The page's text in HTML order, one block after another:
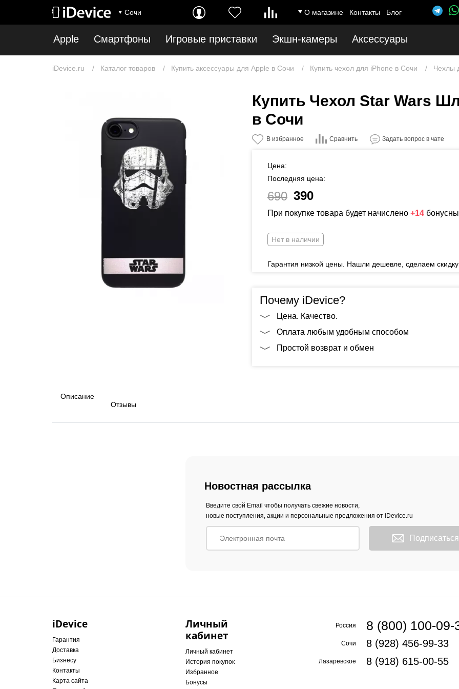
Сочи О магазине Контакты Блог
Apple Смартфоны Игровые приставки Экшн-камеры Аксессуары
iDevice.ru Каталог товаров Купить аксессуары для Apple в Сочи Купить чехол для iPhone в Сочи Чехлы
Купить Чехол Star Wars
в Сочи
В избранное Сравнить Задать вопрос в чате
Цена:
Последняя цена:
690 390
При покупке товара будет начислено +14
Нет в наличии
Гарантия низкой цены. Нашли дешевле, сделаем
Почему iDevice?
Цена. Качество.
Оплата любым удобным способом
Простой возврат и обмен
Описание
Отзывы
Новостная рассылка
Введите свой Email чтобы получать свежие новости,
новые поступления, акции и персональные предложения от iDevice.ru
Подписаться
iDevice
Гарантия
Доставка
Бизнесу
Контакты
Карта сайта
Личный
кабинет
Личный кабинет
История покупок
Избранное
Бонусы
Россия 8 (800) 100-09-
Сочи 8 (928) 456-99-33
Лазаревское 8 (918) 615-00-55